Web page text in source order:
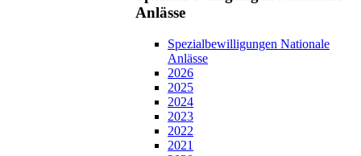
Anlässe
Spezialbewilligungen Nationale
Anlässe
2026
2025
2024
2023
2022
2021